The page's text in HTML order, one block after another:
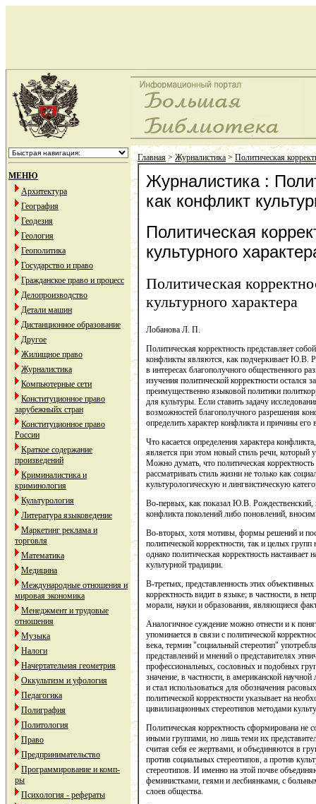
МЕНЮ
Архитектура
География
Геодезия
Геология
Геополитика
Государство и право
Гражданское право и процесс
Делопроизводство
Детали машин
Дистанционное образование
Другое
Жилищное право
Журналистика
Компьютерные сети
Конституционное право
зарубежныйх стран
Конституционное право
России
Краткое содержание
произведений
Криминалистика и
криминология
Культурология
Литература языковедение
Маркетинг реклама и
торговля
Математика
Медицина
Международные отношения и
мировая экономика
Менеджмент и трудовые
отношения
Музыка
Налоги
Начертательная геометрия
Оккультизм и уфология
Педагогика
Полиграфия
Политология
Право
Предпринимательство
Программирование и комп-
ры
Психология - рефераты
Главная>Журналистика>Политическая
Журналистика :
как конфликт
Политическая
культурного
Политическая
культурного характера
Лобанова Л. П.
Политическая корректность представляет
конфликты являются, как подчеркивает Ю.В.
в интересах благополучного общественного
изучения политической корректности остался
преимущественно языковой политики
для культуры. Если ставить задачу
возможностей благополучного разрешения
определить характер конфликта и причины его
Что касается определения характера
является при этом новый стиль речи, который
Можно думать, что политическая
рассматривать стиль жизни не только как
культурологическую и лингвистическую
Во-первых, как показал Ю.В. Рождественский,
конфликта поколений либо поновлений,
Во-вторых, хотя мотивы, формы решений и
политической корректности, так и целых
однако политическая корректность
культурной традиции.
В-третьих, представленность этих
корректность видит в языке; в частности, в
морали, науки и образования, являющиеся
Аналогичное суждение можно отнести и к
упоминается в связи с политической
века, термин "социальный стереотип"
представлений и мнений о представителях
профессиональных, сословных и подобных
значение, в частности, в американской
и стал использоваться для обозначения
политической корректности указывает на
цивилизационных стереотипов методами
Политическая корректность сформирована не
иными группами, но лишь теми их
считая себя ее жертвами, и объединяются в
против социальных стереотипов, а против
стереотипов. И именно на этой почве
феминистками, геями и лесбиянками, с
слоев общества.